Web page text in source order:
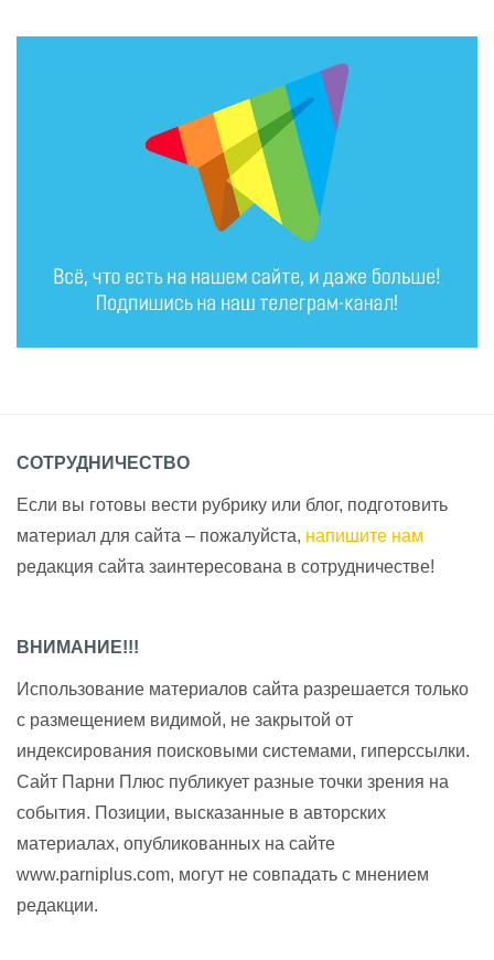
СОТРУДНИЧЕСТВО
Если вы готовы вести рубрику или блог, подготовить
материал для сайта – пожалуйста, напишите нам
редакция сайта заинтересована в сотрудничестве!
ВНИМАНИЕ!!!
Использование материалов сайта разрешается только
с размещением видимой, не закрытой от
индексирования поисковыми системами, гиперссылки.
Сайт Парни Плюс публикует разные точки зрения на
события. Позиции, высказанные в авторских
материалах, опубликованных на сайте
www.parniplus.com, могут не совпадать с мнением
редакции.